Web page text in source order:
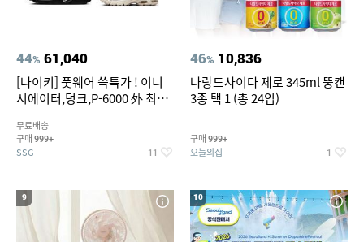
44% 61,040
[나이키] 풋웨어 쓱특가 ! 이니
시에이터,덩크,P-6000 外 최대
무료배송
구매 999+
SSG 11
46% 10,836
나랑드사이다 제로 345ml 뚱캔
3종 택 1 (총 24입)
구매 999+
오늘의집 1
9 10